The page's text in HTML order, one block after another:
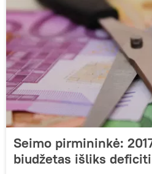
Seimo pirmininkė:
biudžetas išliks